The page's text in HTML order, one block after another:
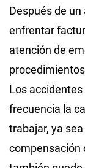
Después de
enfrentar
atención de
Los
frecuencia la
trabajar, ya
compensación